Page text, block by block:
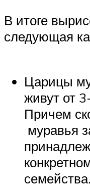
В итоге
следующая
Царицы
живут от
Причем
муравья